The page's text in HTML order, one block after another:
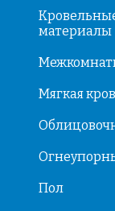
материалы
Мягкая
Пол